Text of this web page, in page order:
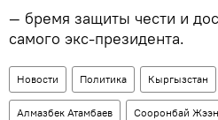
— бремя защиты чести и
самого экс-президента.
Новости Политика Кыргызстан
Алмазбек Атамбаев Сооронбай